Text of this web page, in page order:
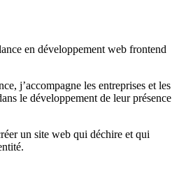
en développement web frontend
j’accompagne les entreprises et les
le développement de leur présence
un site web qui déchire et qui